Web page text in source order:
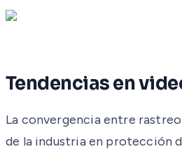
Tendencias en
La convergencia entre
de la industria en protección